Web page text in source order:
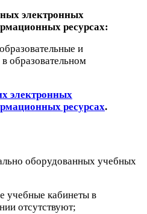
электронных
ресурсах:
и
образовательном
электронных
ресурсах.
оборудованных учебных
учебные кабинеты в
отсутствуют;